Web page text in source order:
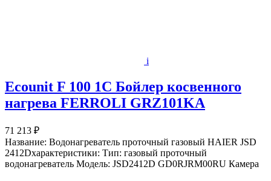
i
Ecounit F 100 1C Бойлер косвенного
нагрева FERROLI GRZ101KA
71 213 ₽
Название: Водонагреватель проточный газовый HAIER JSD
2412Dхарактеристики: Тип: газовый проточный
водонагреватель Модель: JSD2412D GD0RJRM00RU Камера